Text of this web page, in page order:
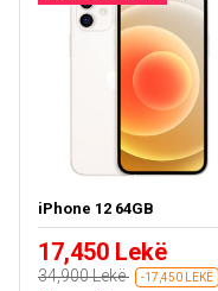
iPhone 12 64GB
17,450 Lekë
34,900 Lekë -17,450 LEKË